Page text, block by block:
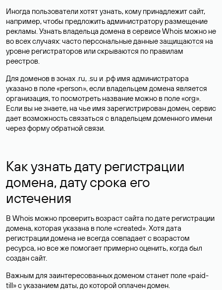
Иногда пользователи хотят узнать, кому принадлежит сайт,
например, чтобы предложить администратору размещение
рекламы. Узнать владельца домена в сервисе Whois можно не
во всех случаях: часто персональные данныезащищаются на
уровне регистраторов или скрываются по правилам
реестров.
Для доменов в зонах .ru, .su и .рф имя администратора
указано в поле «person», если владельцем домена является
организация, то посмотреть название можно в поле «org».
Если вы не знаете, на чье имя зарегистрирован домен, сервис
дает возможность связаться с владельцем доменного имени
через форму обратной связи.
Как узнать дату регистрации
домена, дату срока его
истечения
В Whois можно проверить возраст сайта по дате регистрации
домена, которая указана в поле «created». Хотя дата
регистрации домена не всегда совпадает с возрастом
ресурса, но все же помогает примерно оценить, когда был
создан сайт.
Важным для заинтересованных доменом станет поле «paid-
till» с указанием даты, до которой оплачен домен.